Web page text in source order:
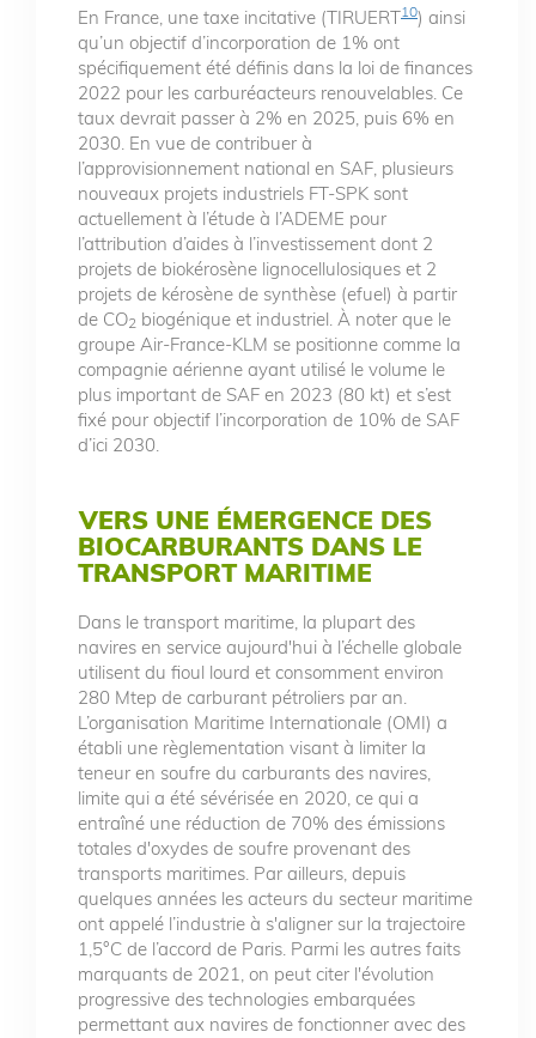
En France, une taxe incitative (TIRUERT10) ainsi
qu’un objectif d’incorporation de 1% ont
spécifiquement été définis dans la loi de finances
2022 pour les carburéacteurs renouvelables. Ce
taux devrait passer à 2% en 2025, puis 6% en
2030. En vue de contribuer à
l’approvisionnement national en SAF, plusieurs
nouveaux projets industriels FT-SPK sont
actuellement à l’étude à l’ADEME pour
l’attribution d’aides à l’investissement dont 2
projets de biokérosène lignocellulosiques et 2
projets de kérosène de synthèse (efuel) à partir
de CO2 biogénique et industriel. À noter que le
groupe Air-France-KLM se positionne comme la
compagnie aérienne ayant utilisé le volume le
plus important de SAF en 2023 (80 kt) et s’est
fixé pour objectif l’incorporation de 10% de SAF
d’ici 2030.
VERS UNE ÉMERGENCE DES
BIOCARBURANTS DANS LE
TRANSPORT MARITIME
Dans le transport maritime, la plupart des
navires en service aujourd'hui à l’échelle globale
utilisent du fioul lourd et consomment environ
280 Mtep de carburant pétroliers par an.
L’organisation Maritime Internationale (OMI) a
établi une règlementation visant à limiter la
teneur en soufre du carburants des navires,
limite qui a été sévérisée en 2020, ce qui a
entraîné une réduction de 70% des émissions
totales d'oxydes de soufre provenant des
transports maritimes. Par ailleurs, depuis
quelques années les acteurs du secteur maritime
ont appelé l’industrie à s'aligner sur la trajectoire
1,5°C de l’accord de Paris. Parmi les autres faits
marquants de 2021, on peut citer l'évolution
progressive des technologies embarquées
permettant aux navires de fonctionner avec des